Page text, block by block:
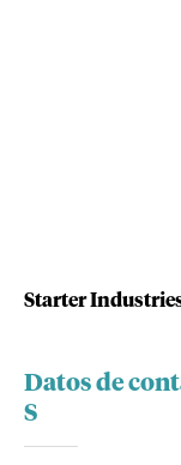
Starter Industries
Datos de
S